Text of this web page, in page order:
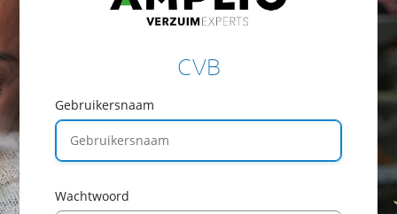
CVB
Gebruikersnaam
Wachtwoord